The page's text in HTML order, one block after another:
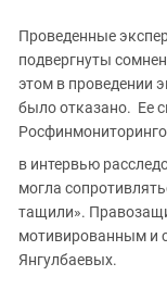
Проведенные
подвергнуты
этом в проведении
было отказано. Ее
в интервью
могла
тащили».
мотивированным и
Янгулбаевых.